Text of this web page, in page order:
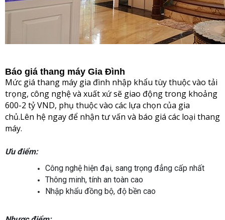
Báo giá thang máy Gia Đình
Mức giá thang máy gia đình nhập khẩu tùy thuộc vào tải
trọng, công nghệ và xuất xứ sẽ giao động trong khoảng
600-2 tỷ VND, phụ thuộc vào các lựa chọn của gia
chủ.Lên hệ ngay để nhận tư vấn và báo giá các loại thang
máy.
Ưu điểm:
Công nghệ hiện đại, sang trọng đẳng cấp nhất
Thông minh, tính an toàn cao
Nhập khẩu đồng bộ, độ bền cao